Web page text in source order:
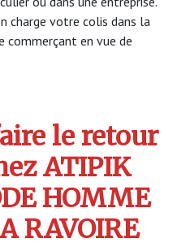
charge votre colis dans la
commerçant en vue de
le retour
ATIPIK
HOMME
RAVOIRE